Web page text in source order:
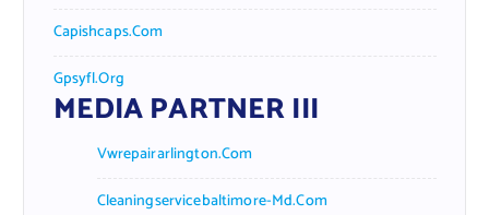
Capishcaps.com
Gpsyfl.org
MEDIA PARTNER III
Vwrepairarlington.com
Cleaningservicebaltimore-Md.com